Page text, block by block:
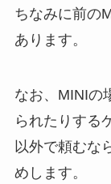
ちなみに前の
あります。
なお、MINIの
られたりする
以外で頼むな
めします。